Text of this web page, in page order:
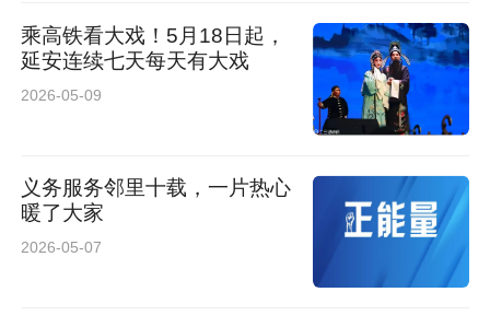
示与感悟转化为推动工作的实际动力，在今后的
工作岗位上更好地履职尽责，为实现高质量发展
贡献智慧与力量。（史方 屈党会）
乘高铁看大戏！5月18日起，
延安连续七天每天有大戏
2026-05-09
义务服务邻里十载，一片热心
暖了大家
2026-05-07